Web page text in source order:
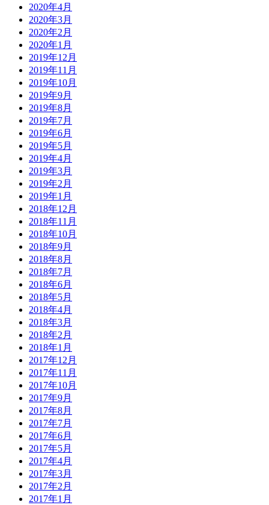
2020年4月
2020年3月
2020年2月
2020年1月
2019年12月
2019年11月
2019年10月
2019年9月
2019年8月
2019年7月
2019年6月
2019年5月
2019年4月
2019年3月
2019年2月
2019年1月
2018年12月
2018年11月
2018年10月
2018年9月
2018年8月
2018年7月
2018年6月
2018年5月
2018年4月
2018年3月
2018年2月
2018年1月
2017年12月
2017年11月
2017年10月
2017年9月
2017年8月
2017年7月
2017年6月
2017年5月
2017年4月
2017年3月
2017年2月
2017年1月